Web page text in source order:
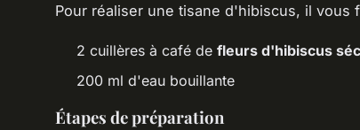
Pour réaliser une tisane d'hibiscus, il vous
2 cuillères à café de fleurs d'hibiscus
200 ml d'eau bouillante
Étapes de préparation